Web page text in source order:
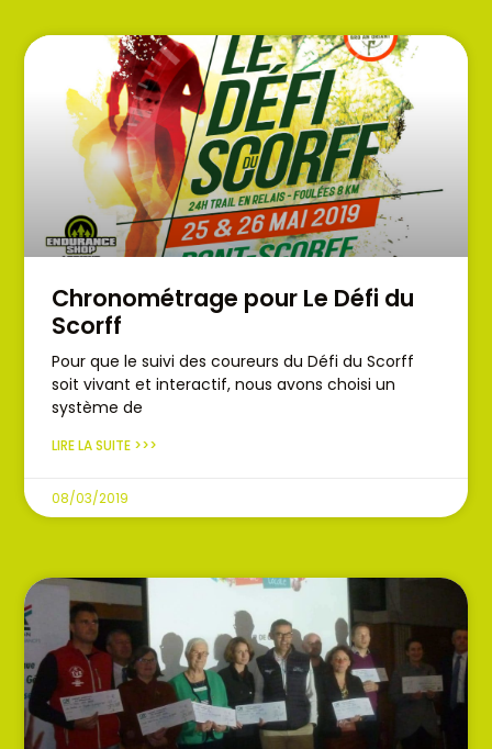
Chronométrage pour Le Défi du
Scorff
Pour que le suivi des coureurs du Défi du Scorff
soit vivant et interactif, nous avons choisi un
système de
LIRE LA SUITE >>>
08/03/2019